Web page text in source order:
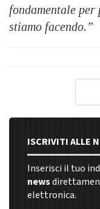
fondamentale
stiamo facendo.”
ISCRIVITI ALLE
Inserisci il tuo
news
elettronica.